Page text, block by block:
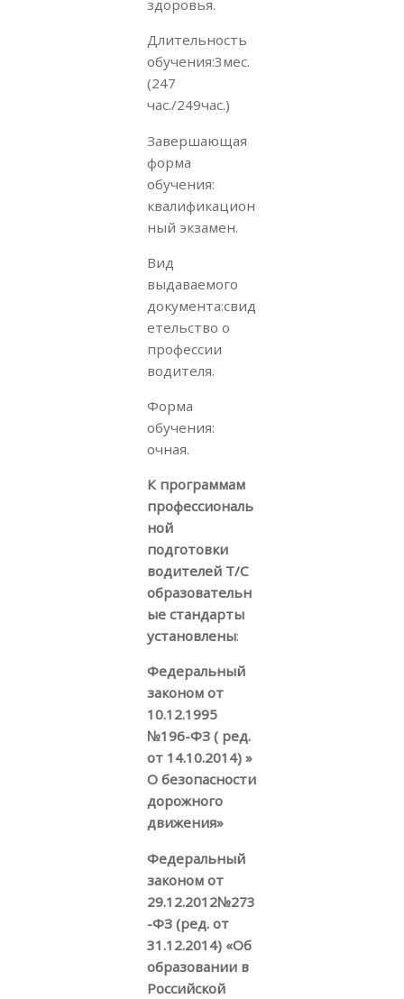
здоровья.
Длительность
обучения:3мес.
(247
час./249час.)
Завершающая
форма
обучения:
квалификацион
ный экзамен.
Вид
выдаваемого
документа:свид
етельство о
профессии
водителя.
Форма
обучения:
очная.
К программам
профессиональ
ной
подготовки
водителей Т/С
образовательн
ые стандарты
установлены:
Федеральный
законом от
10.12.1995
№196-ФЗ ( ред.
от 14.10.2014) »
О безопасности
дорожного
движения»
Федеральный
законом от
29.12.2012№273
-ФЗ (ред. от
31.12.2014) «Об
образовании в
Российской